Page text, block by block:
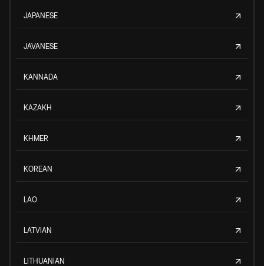
JAPANESE
JAVANESE
KANNADA
KAZAKH
KHMER
KOREAN
LAO
LATVIAN
LITHUANIAN